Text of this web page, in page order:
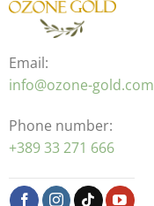
Email:
info@ozone-gold.com
Phone number:
+389 33 271 666